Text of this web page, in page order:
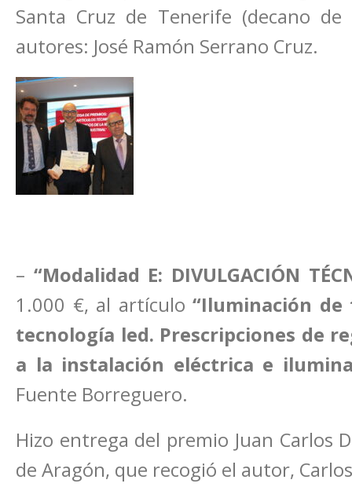
Santa Cruz de Tenerife (decano
autores: José Ramón Serrano Cruz.
– “Modalidad E: DIVULGACIÓN
1.000 €, al artículo “Iluminación
tecnología led. Prescripciones de
a la instalación eléctrica e
Fuente Borreguero.
Hizo entrega del premio Juan Carlos
de Aragón, que recogió el autor,